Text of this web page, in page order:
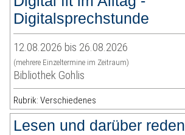
Digitalsprechstunde
12.08.2026 bis 26.08.2026
(mehrere Einzeltermine im Zeitraum)
Bibliothek Gohlis
Rubrik: Verschiedenes
Lesen und darüber reden